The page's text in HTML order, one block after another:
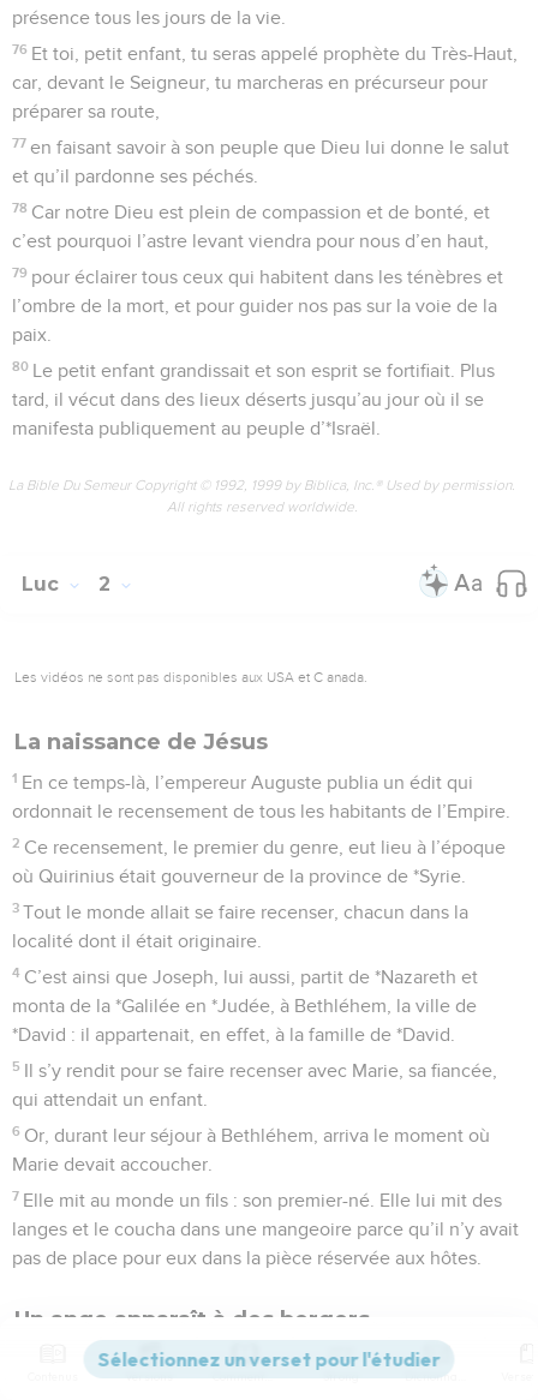
présence tous les jours de la vie.
76 Et toi, petit enfant, tu seras appelé prophète du Très-Haut,
car, devant le Seigneur, tu marcheras en précurseur pour
préparer sa route,
77 en faisant savoir à son peuple que Dieu lui donne le salut
et qu’il pardonne ses péchés.
78 Car notre Dieu est plein de compassion et de bonté, et
c’est pourquoi l’astre levant viendra pour nous d’en haut,
79 pour éclairer tous ceux qui habitent dans les ténèbres et
l’ombre de la mort, et pour guider nos pas sur la voie de la
paix.
80 Le petit enfant grandissait et son esprit se fortifiait. Plus
tard, il vécut dans des lieux déserts jusqu’au jour où il se
manifesta publiquement au peuple d’*Israël.
La Bible Du Semeur Copyright © 1992, 1999 by Biblica, Inc.® Used by permission.
All rights reserved worldwide.
Luc 2
Les vidéos ne sont pas disponibles aux USA et C anada.
La naissance de Jésus
1 En ce temps-là, l’empereur Auguste publia un édit qui
ordonnait le recensement de tous les habitants de l’Empire.
2 Ce recensement, le premier du genre, eut lieu à l’époque
où Quirinius était gouverneur de la province de *Syrie.
3 Tout le monde allait se faire recenser, chacun dans la
localité dont il était originaire.
4 C’est ainsi que Joseph, lui aussi, partit de *Nazareth et
monta de la *Galilée en *Judée, à Bethléhem, la ville de
*David : il appartenait, en effet, à la famille de *David.
5 Il s’y rendit pour se faire recenser avec Marie, sa fiancée,
qui attendait un enfant.
6 Or, durant leur séjour à Bethléhem, arriva le moment où
Marie devait accoucher.
7 Elle mit au monde un fils : son premier-né. Elle lui mit des
langes et le coucha dans une mangeoire parce qu’il n’y avait
pas de place pour eux dans la pièce réservée aux hôtes.
Un ange apparaît à des bergers
Dans les champs environnants, des bergers passaient la
Versions Commentaires Strong